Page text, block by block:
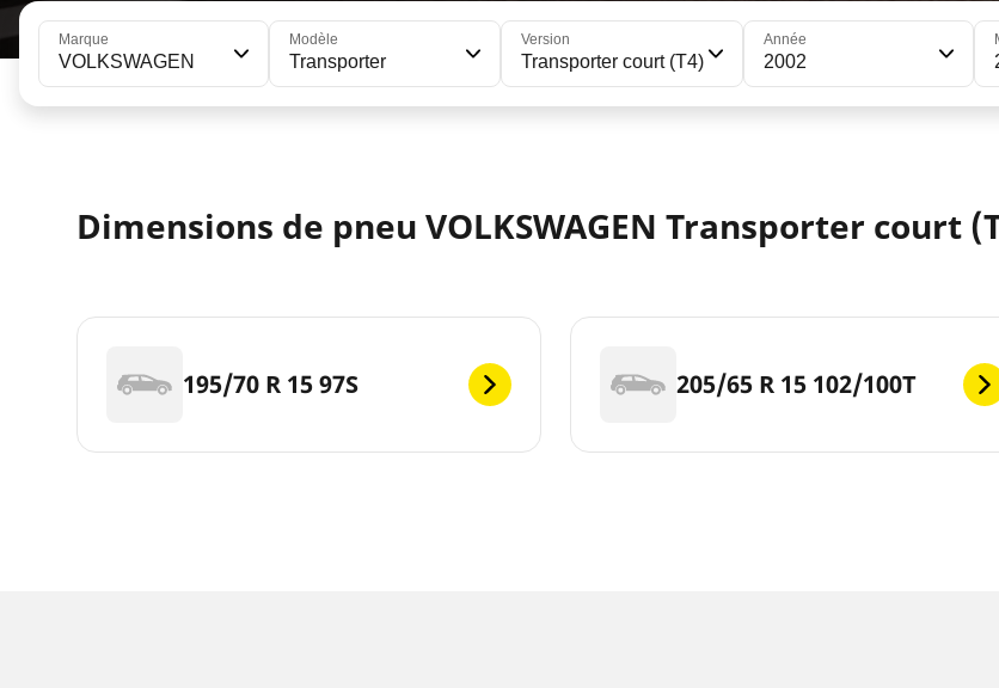
Marque
VOLKSWAGEN
Modèle
Transporter
Version
Transporter court (T4)
Année
2002
Dimensions de pneu VOLKSWAGEN Transporter court
195/70 R 15 97S 205/65 R 15 102/100T